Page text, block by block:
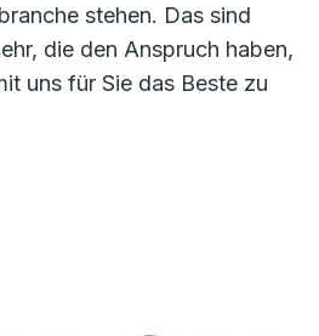
stehen. Das sind
die den Anspruch haben,
uns für Sie das Beste zu